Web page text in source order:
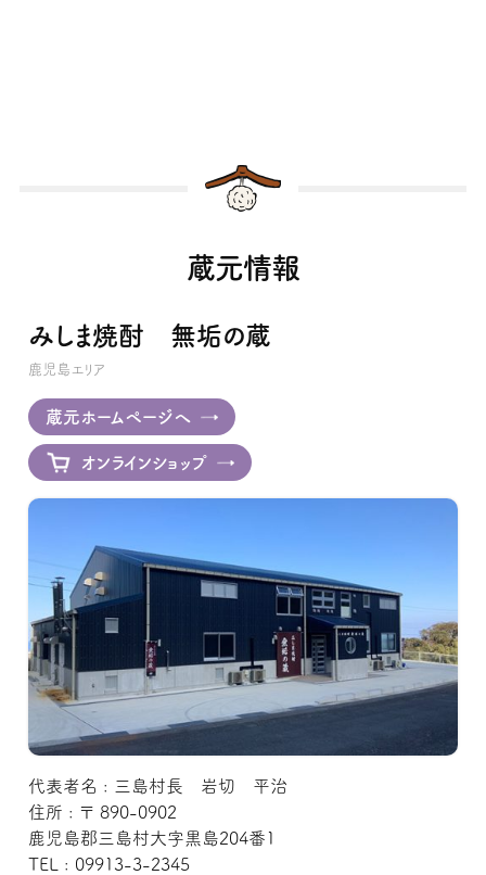
蔵元情報
みしま焼酎 無垢の蔵
鹿児島エリア
蔵元ホームページへ
オンラインショップ
代表者名 : 三島村長 岩切 平治
住所 : 〒 890-0902
鹿児島郡三島村大字黒島204番1
TEL : 09913-3-2345